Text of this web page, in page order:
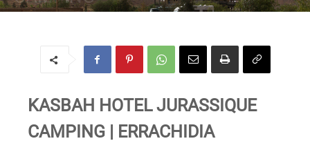
KASBAH HOTEL JURASSIQUE
CAMPING | ERRACHIDIA